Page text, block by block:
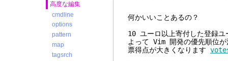
高度な編集
cmdline
options
pattern
map
tagsrch
何かいいことあるの？
10 ユーロ以上寄付した登録ユ
よって Vim 開発の優先順位が
票得点が大きくなります